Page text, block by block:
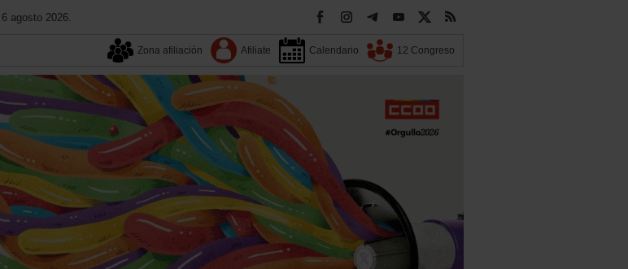
6 agosto 2026.
Zona afiliación Afiliate Calendario 12 Congreso